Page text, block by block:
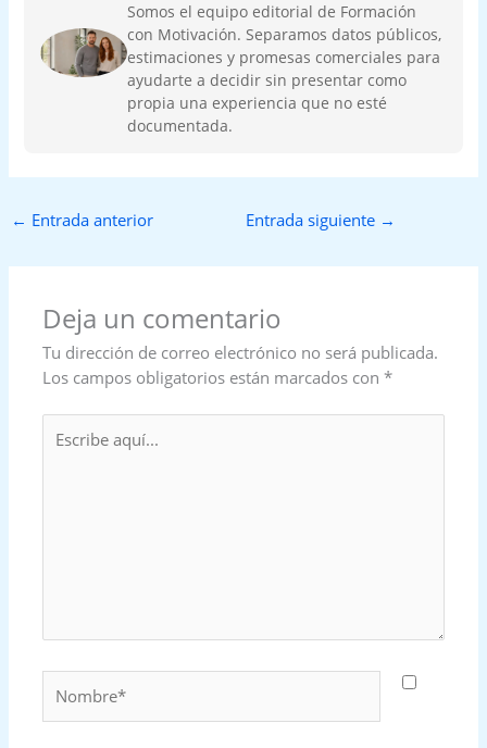
Somos el equipo editorial de Formación
con Motivación. Separamos datos públicos,
estimaciones y promesas comerciales para
ayudarte a decidir sin presentar como
propia una experiencia que no esté
documentada.
← Entrada anterior Entrada siguiente →
Deja un comentario
Tu dirección de correo electrónico no será publicada.
Los campos obligatorios están marcados con*
aquí...